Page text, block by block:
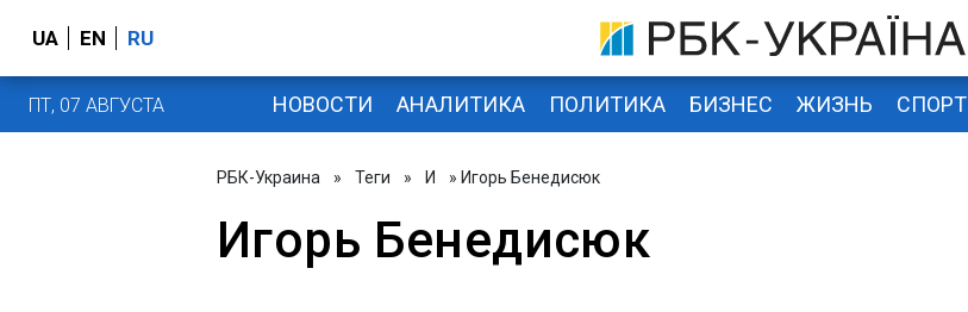
UA EN RU
ПТ, 07 АВГУСТА НОВОСТИ АНАЛИТИКА ПОЛИТИКА БИЗНЕС ЖИЗНЬ СПОРТ
РБК-Украина » Теги » И » Игорь Бенедисюк
Игорь Бенедисюк